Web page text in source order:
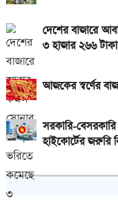
দেশের বাজারে
৩ হাজার ২৬৬ টাকা
আজকের স্বর্ণের
সরকারি-
হাইকোর্টের জরুরি